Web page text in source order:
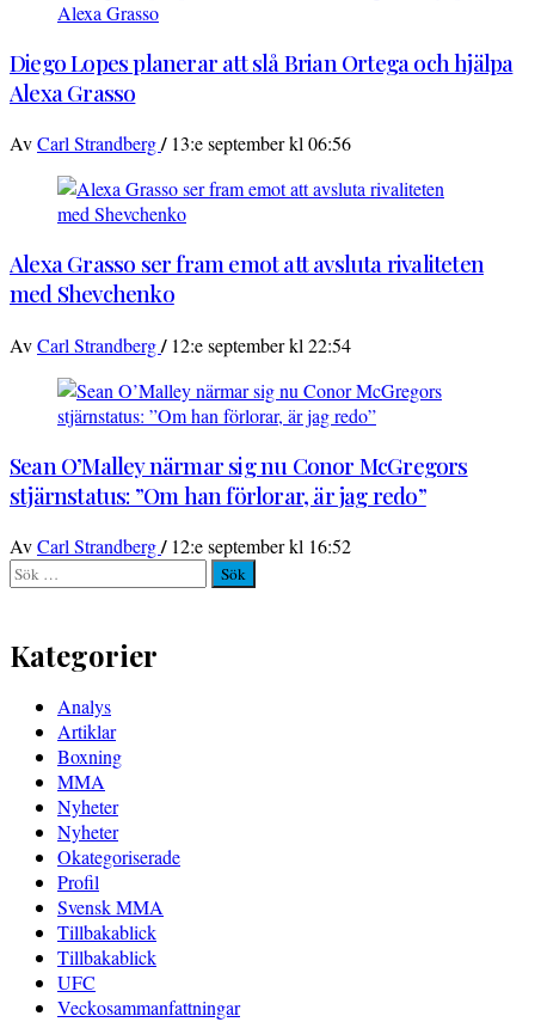
Diego Lopes planerar att slå Brian Ortega och hjälpa
Alexa Grasso
AvCarl Strandberg/ 13:e september kl 06:56
Alexa Grasso ser fram emot att avsluta rivaliteten
med Shevchenko
AvCarl Strandberg/ 12:e september kl 22:54
Sean O’Malley närmar sig nu Conor McGregors
stjärnstatus: ”Om han förlorar, är jag redo”
AvCarl Strandberg/ 12:e september kl 16:52
Sök
efter:
Kategorier
Analys
Artiklar
Boxning
MMA
Nyheter
Nyheter
Okategoriserade
Profil
Svensk MMA
Tillbakablick
Tillbakablick
UFC
Veckosammanfattningar